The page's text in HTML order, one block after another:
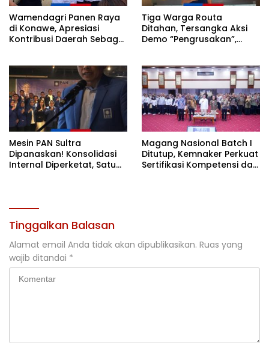
Wamendagri Panen Raya
di Konawe, Apresiasi
Kontribusi Daerah Sebagai
Tiga Warga Routa
Ditahan, Tersangka Aksi
Demo “Pengrusakan”,
Mesin PAN Sultra
Dipanaskan! Konsolidasi
Internal Diperketat, Satu
Magang Nasional Batch I
Ditutup, Kemnaker Perkuat
Sertifikasi Kompetensi dan
Tinggalkan Balasan
Alamat email Anda tidak akan dipublikasikan. Ruas yang
wajib ditandai *